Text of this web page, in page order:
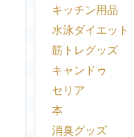
キッチン用品
水泳ダイエット
筋トレグッズ
キャンドゥ
セリア
本
消臭グッズ